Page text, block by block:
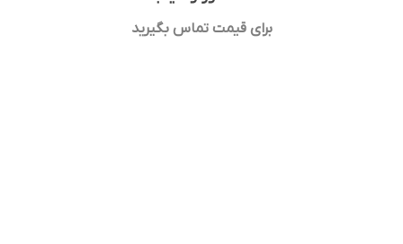
برای قیمت تماس بگیرید